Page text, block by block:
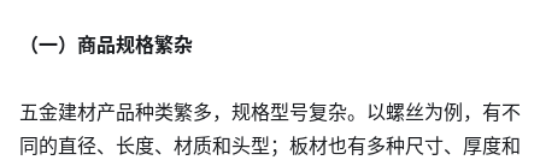
渠道合作
（一）商品规格繁杂
五金建材产品种类繁多，规格型号复杂。以螺丝为例，有不
同的直径、长度、材质和头型；板材也有多种尺寸、厚度和